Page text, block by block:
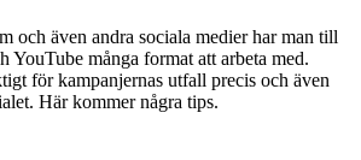
och även andra sociala medier har man till
YouTube många format att arbeta med.
för kampanjernas utfall precis och även
Här kommer några tips.